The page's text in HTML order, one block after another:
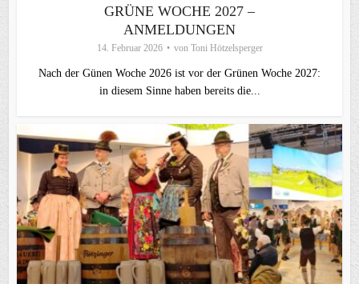
GRÜNE WOCHE 2027 –
ANMELDUNGEN
14. Februar 2026 von Toni Hötzelsperger
Nach der Günen Woche 2026 ist vor der Grünen Woche 2027:
in diesem Sinne haben bereits die...